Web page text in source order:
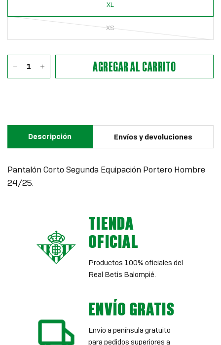
XL
XS
AGREGAR AL CARRITO
Descripción Envíos y devoluciones
Pantalón Corto Segunda Equipación Portero Hombre
24/25.
TIENDA
OFICIAL
Productos 100% oficiales del
Real Betis Balompié.
ENVÍO GRATIS
Envío a península gratuito
para pedidos superiores a